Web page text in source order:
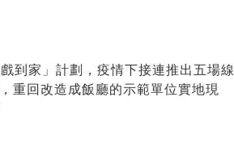
到家」計劃，疫情下接連推出五場線
重回改造成飯廳的示範單位實地現